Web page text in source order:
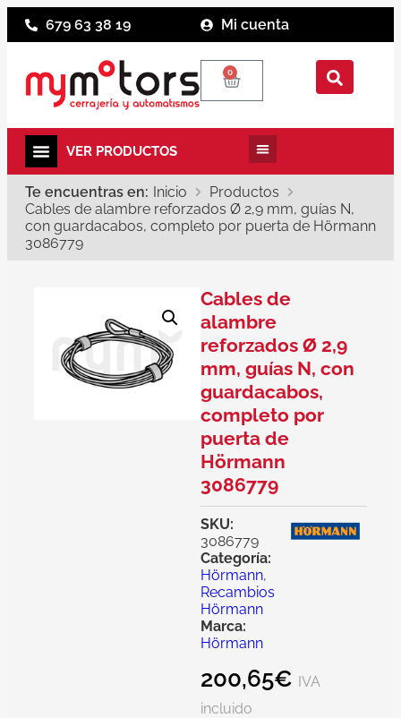
679 63 38 19 Mi cuenta
0
Te encuentras en: Inicio
Productos
Cables de alambre reforzados Ø 2,9 mm, guías N,
con guardacabos, completo por puerta de Hörmann
3086779
Cables de
alambre
reforzados Ø 2,9
mm, guías N, con
guardacabos,
completo por
puerta de
Hörmann
3086779
SKU:
3086779
Categoría:
Hörmann,
Recambios
Hörmann
Marca:
Hörmann
200,65€ IVA
incluido